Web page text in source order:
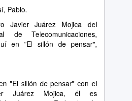
Pablo.
Javier Juárez Mojica del
de Telecomunicaciones,
en "El sillón de pensar",
"El sillón de pensar" con el
Juárez Mojica, él es